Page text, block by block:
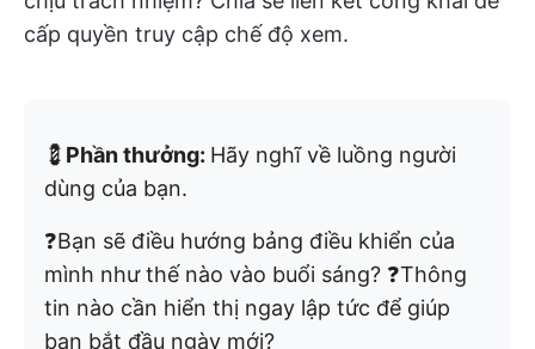
cấp quyền truy cập chế độ xem.
💈 Phần thưởng: Hãy nghĩ về luồng người
dùng của bạn.
❓Bạn sẽ điều hướng bảng điều khiển của
mình như thế nào vào buổi sáng? ❓Thông
tin nào cần hiển thị ngay lập tức để giúp
bạn bắt đầu ngày mới?